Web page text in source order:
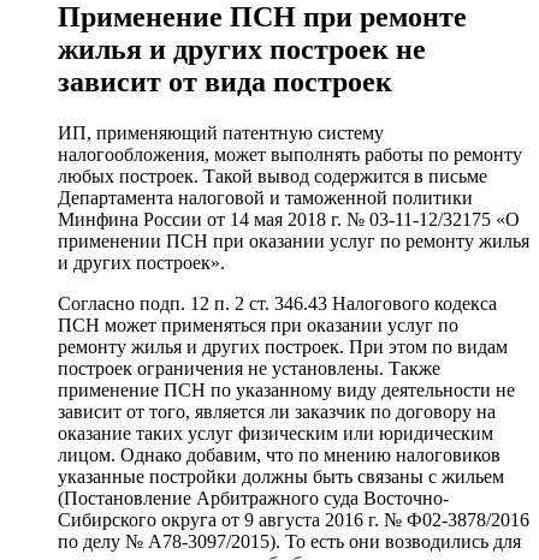
Применение ПСН при ремонте
жилья и других построек не
зависит от вида построек
ИП, применяющий патентную систему
налогообложения, может выполнять работы по ремонту
любых построек. Такой вывод содержится в письме
Департамента налоговой и таможенной политики
Минфина России от 14 мая 2018 г. № 03-11-12/32175 «О
применении ПСН при оказании услуг по ремонту жилья
и других построек».
Согласно подп. 12 п. 2 ст. 346.43 Налогового кодекса
ПСН может применяться при оказании услуг по
ремонту жилья и других построек. При этом по видам
построек ограничения не установлены. Также
применение ПСН по указанному виду деятельности не
зависит от того, является ли заказчик по договору на
оказание таких услуг физическим или юридическим
лицом. Однако добавим, что по мнению налоговиков
указанные постройки должны быть связаны с жильем
(Постановление Арбитражного суда Восточно-
Сибирского округа от 9 августа 2016 г. № Ф02-3878/2016
по делу № А78-3097/2015). То есть они возводились для